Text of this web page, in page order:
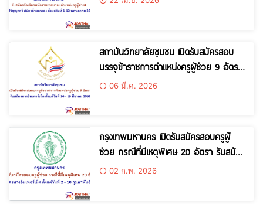
สถาบันวิทยาลัยชุมชน เปิดรับสมัครสอบ
บรรจุข้าราชการตำแหน่งครูผู้ช่วย 9 อัตรา
ตั้งแต่วันที่ 10 – 19 มีนาคม 2569
06 มี.ค. 2026
กรุงเทพมหานคร เปิดรับสมัครสอบครูผู้
ช่วย กรณีที่มีเหตุพิเศษ 20 อัตรา รับสมัคร
ทางอินเทอร์เน็ต ตั้งแต่วันที่ 2 – 10
02 ก.พ. 2026